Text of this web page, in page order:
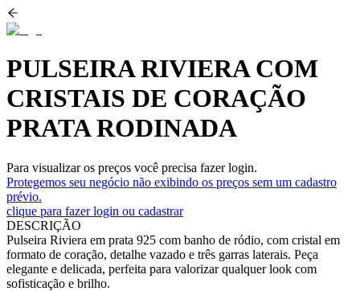
PULSEIRA RIVIERA COM
CRISTAIS DE CORAÇÃO
PRATA RODINADA
Para visualizar os preços você precisa fazer login.
Protegemos seu negócio não exibindo os preços sem um cadastro
prévio.
clique para fazer login ou cadastrar
DESCRIÇÃO
Pulseira Riviera em prata 925 com banho de ródio, com cristal em
formato de coração, detalhe vazado e três garras laterais. Peça
elegante e delicada, perfeita para valorizar qualquer look com
sofisticação e brilho.